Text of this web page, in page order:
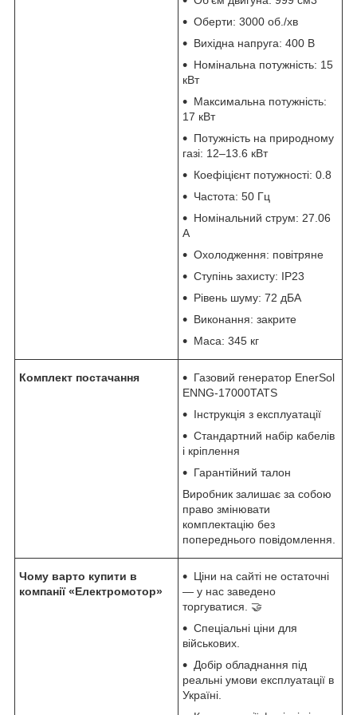
Оберти: 3000 об./хв
Вихідна напруга: 400 В
Номінальна потужність: 15
кВт
Максимальна потужність:
17 кВт
Потужність на природному
газі: 12–13.6 кВт
Коефіцієнт потужності: 0.8
Частота: 50 Гц
Номінальний струм: 27.06
А
Охолодження: повітряне
Ступінь захисту: IP23
Рівень шуму: 72 дБА
Виконання: закрите
Маса: 345 кг
Комплект постачання
Газовий генератор EnerSol
ENNG-17000TATS
Інструкція з експлуатації
Стандартний набір кабелів
і кріплення
Гарантійний талон
Виробник залишає за собою
право змінювати
комплектацію без
попереднього повідомлення.
Чому варто купити в
компанії «Електромотор»
Ціни на сайті не остаточні
— у нас заведено
торгуватися. 🤝
Спеціальні ціни для
військових.
Добір обладнання під
реальні умови експлуатації в
Україні.